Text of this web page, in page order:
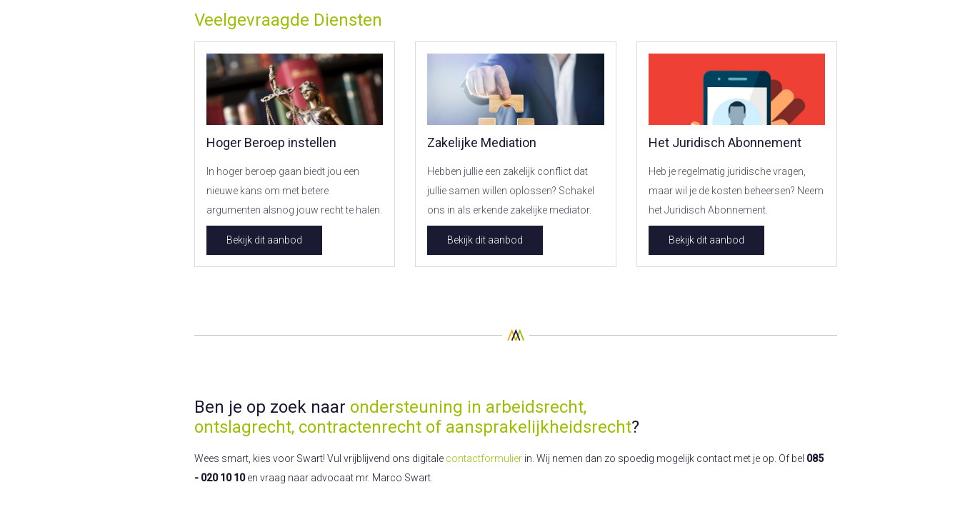
Veelgevraagde Diensten
Hoger Beroep instellen
In hoger beroep gaan biedt jou een
nieuwe kans om met betere
argumenten alsnog jouw recht te halen.
Bekijk dit aanbod
Zakelijke Mediation
Hebben jullie een zakelijk conflict dat
jullie samen willen oplossen? Schakel
ons in als erkende zakelijke mediator.
Bekijk dit aanbod
Het Juridisch Abonnement
Heb je regelmatig juridische vragen,
maar wil je de kosten beheersen? Neem
het Juridisch Abonnement.
Bekijk dit aanbod
Ben je op zoek naar ondersteuning in arbeidsrecht,
ontslagrecht, contractenrecht of aansprakelijkheidsrecht?
Wees smart, kies voor Swart! Vul vrijblijvend ons digitale contactformulier in. Wij nemen dan zo spoedig mogelijk contact met je op. Of bel 085
- 020 10 10en vraag naar advocaat mr. Marco Swart.